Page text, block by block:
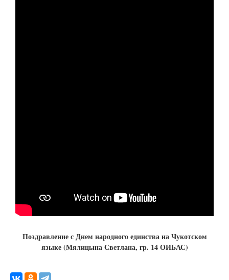
Поздравление с Днем народного единства на Чукотском
языке (Мялицына Светлана, гр. 14 ОИБАС)